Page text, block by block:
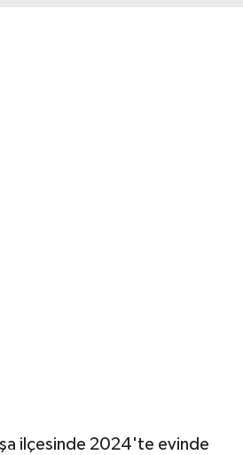
ilçesinde 2024'te evinde